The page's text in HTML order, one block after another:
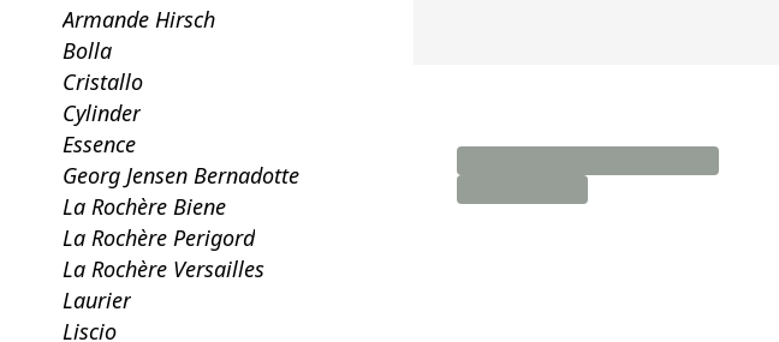
Armande Hirsch
Bolla
Cristallo
Cylinder
Essence
Georg Jensen Bernadotte
La Rochère Biene
La Rochère Perigord
La Rochère Versailles
Laurier
Liscio